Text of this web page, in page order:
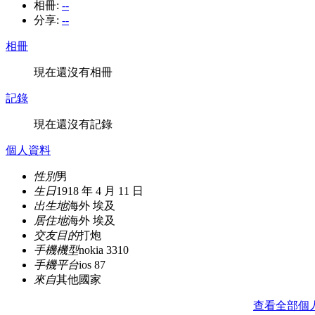
相冊: --
分享: --
相冊
現在還沒有相冊
記錄
現在還沒有記錄
個人資料
性別男
生日1918 年 4 月 11 日
出生地海外 埃及
居住地海外 埃及
交友目的打炮
手機機型nokia 3310
手機平台ios 87
來自其他國家
查看全部個